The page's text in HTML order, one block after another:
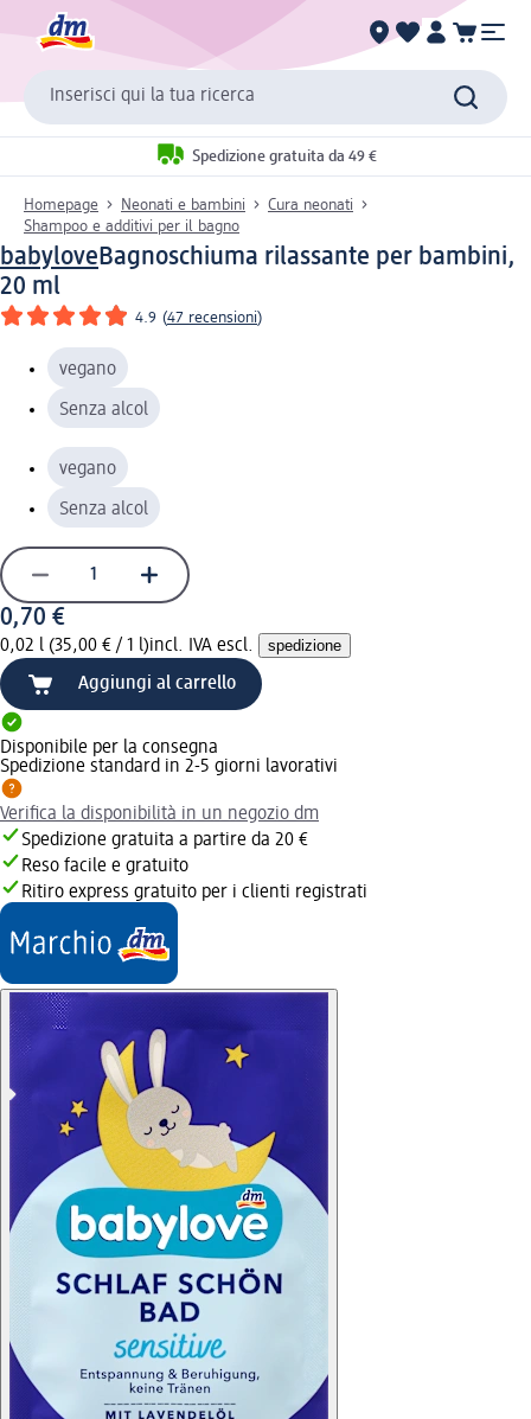
Inserisci qui la tua ricerca
Spedizione gratuita da 49 €
Homepage Neonati e bambini
Cura neonati
Shampoo e additivi per il bagno
babyloveBagnoschiuma rilassante per bambini,
20 ml
4.9 (47 recensioni)
vegano
Senza alcol
vegano
Senza alcol
0,70 €
0,02 l (35,00 € / 1 l)incl. IVA escl. spedizione
Aggiungi al carrello
Disponibile per la consegna
Spedizione standard in 2-5 giorni lavorativi
Verifica la disponibilità in un negozio dm
Spedizione gratuita a partire da 20 €
Reso facile e gratuito
Ritiro express gratuito per i clienti registrati